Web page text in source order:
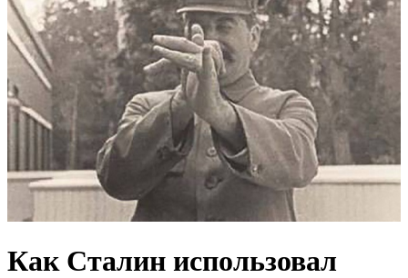
Как Сталин использовал